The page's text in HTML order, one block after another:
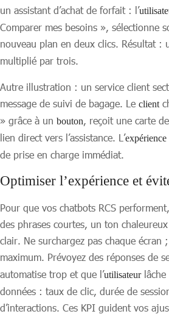
un assistant d’achat de forfait : l’
Comparer mes besoins », sélectionne
nouveau plan en deux clics. Résultat :
multiplié par trois.
Autre illustration : un service client
message de suivi de bagage. Le client
» grâce à un bouton, reçoit une carte
lien direct vers l’assistance. L’expérience
de prise en charge immédiat.
Optimiser l’expérience et
Pour que vos chatbots RCS
des phrases courtes, un ton
clair. Ne surchargez pas chaque écran
maximum. Prévoyez des réponses de
automatise trop et que l’utilisateurlâche
données : taux de clic, durée de
d’interactions. Ces KPI guident vos